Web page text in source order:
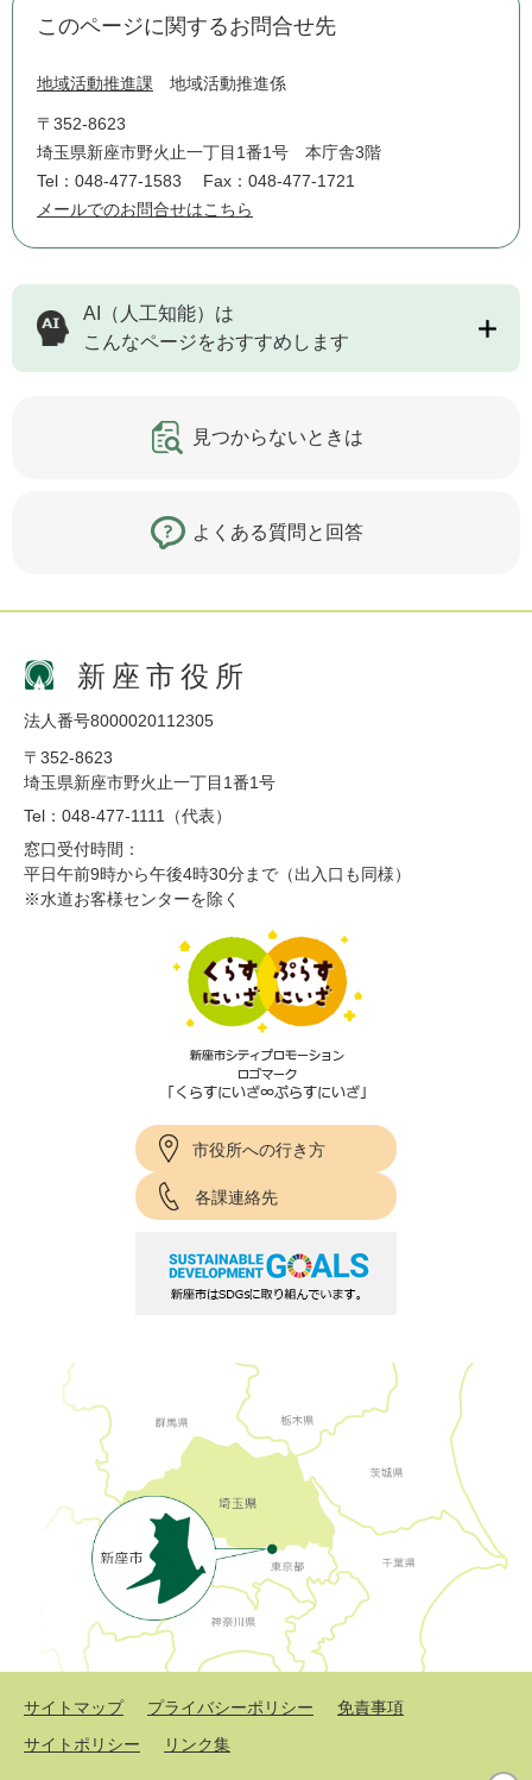
このページに関するお問合せ先
地域活動推進課 地域活動推進係
〒352-8623
埼玉県新座市野火止一丁目1番1号 本庁舎3階
Tel：048-477-1583
Fax：048-477-1721
メールでのお問合せはこちら
AI（人工知能）は
こんなページをおすすめします
見つからないときは
よくある質問と回答
新座市役所
法人番号8000020112305
〒352-8623
埼玉県新座市野火止一丁目1番1号
Tel：048-477-1111（代表）
窓口受付時間：
平日午前9時から午後4時30分まで（出入口も同様）
※水道お客様センターを除く
市役所への行き方
各課連絡先
サイトマップ プライバシーポリシー
免責事項
サイトポリシー
リンク集